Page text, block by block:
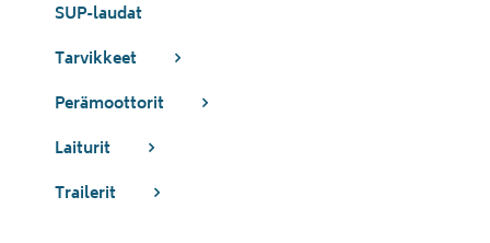
SUP-laudat
Tarvikkeet
Perämoottorit
Laiturit
Trailerit